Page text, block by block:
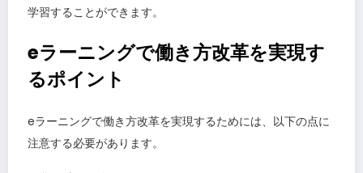
学習することができます。
eラーニングで働き方改革を実現す
るポイント
eラーニングで働き方改革を実現するためには、以下の点に
注意する必要があります。